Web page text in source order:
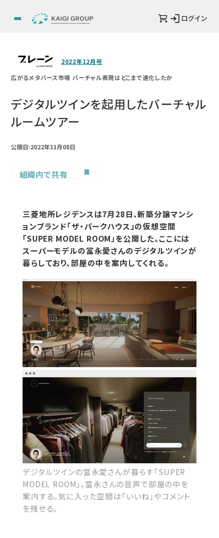
ログイン
2022年12月号
広がるメタバース市場 バーチャル表現はどこまで進化したか
デジタルツインを起用したバーチャル
ルームツアー
公開日:2022年11月08日
組織内で共有
三菱地所レジデンスは7月28日、新築分譲マンシ
ョンブランド「ザ・パークハウス」の仮想空間
「SUPER MODEL ROOM」を公開した。ここには
スーパーモデルの冨永愛さんのデジタルツインが
暮らしており、部屋の中を案内してくれる。
デジタルツインの冨永愛さんが暮らす「SUPER
MODEL ROOM」。冨永さんの音声で部屋の中を
案内する。気に入った空間は「いいね」やコメント
を残せる。